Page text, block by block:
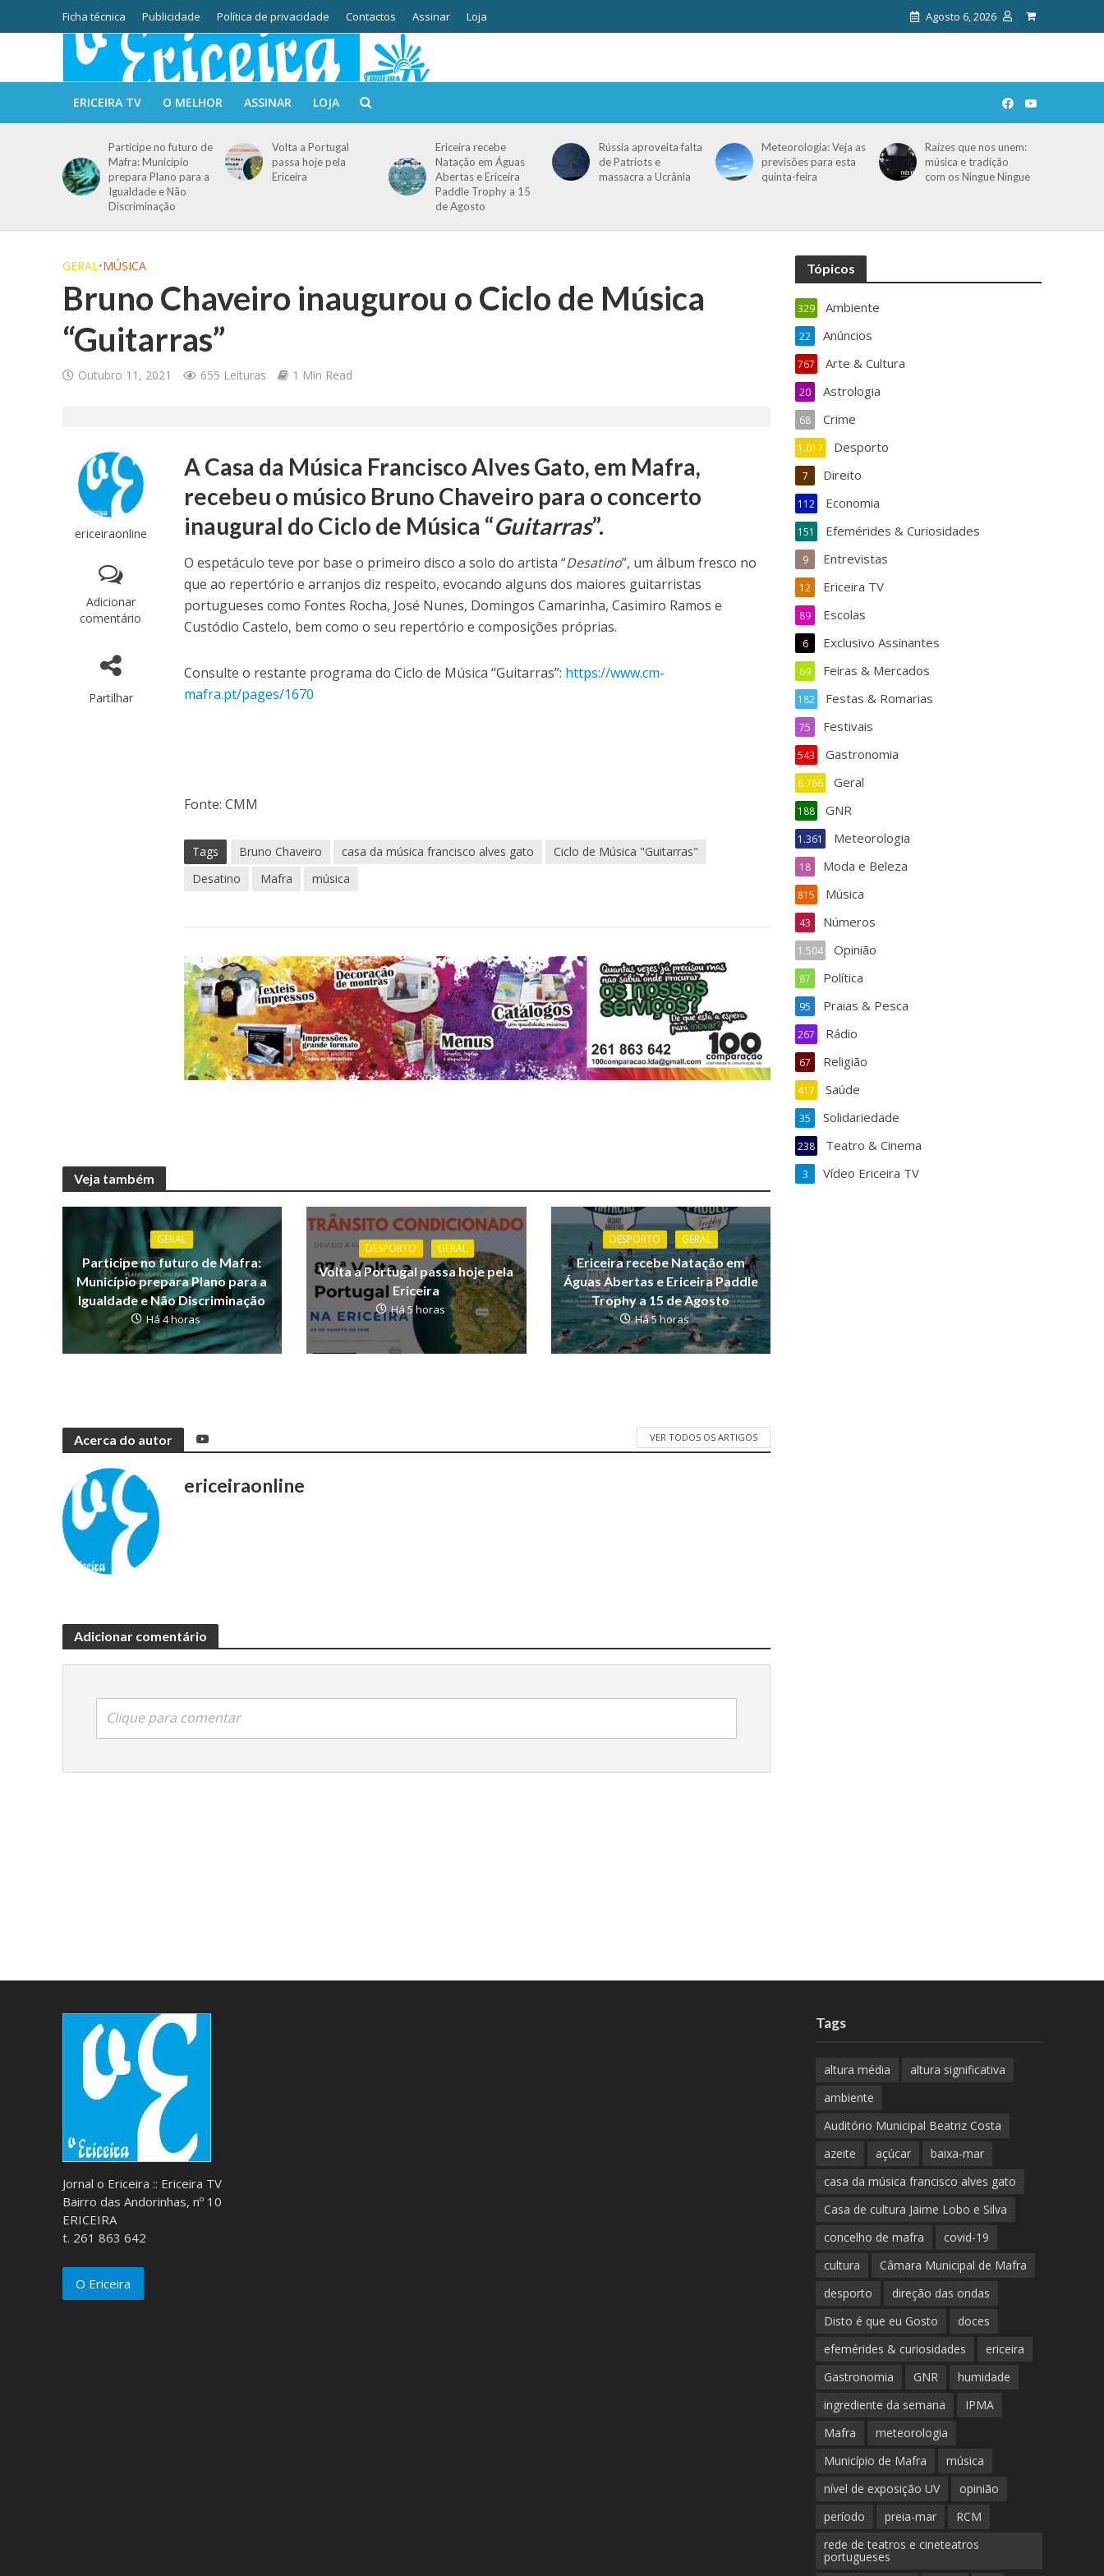
Ficha técnica Publicidade Política de privacidade Contactos Assinar Loja Agosto 6, 2026
ERICEIRA TV O MELHOR ASSINAR LOJA
Participe no futuro de
Mafra: Município
prepara Plano para a
Igualdade e Não
Discriminação
Volta a Portugal
passa hoje pela
Ericeira
Ericeira recebe
Natação em Águas
Abertas e Ericeira
Paddle Trophy a 15
de Agosto
Rússia aproveita falta
de Patriots e
massacra a Ucrânia
Meteorologia: Veja as
previsões para esta
quinta-feira
Raízes que nos unem:
música e tradição
com os Ningue Ningue
GERAL•MÚSICA
Bruno Chaveiro inaugurou o Ciclo de Música
“Guitarras”
Outubro 11, 2021 655 Leituras 1 Min Read
ericeiraonline
Adicionar
comentário
Partilhar
A Casa da Música Francisco Alves Gato, em Mafra,
recebeu o músico Bruno Chaveiro para o concerto
inaugural do Ciclo de Música “Guitarras”.
O espetáculo teve por base o primeiro disco a solo do artista “Desatino”, um álbum fresco no
que ao repertório e arranjos diz respeito, evocando alguns dos maiores guitarristas
portugueses como Fontes Rocha, José Nunes, Domingos Camarinha, Casimiro Ramos e
Custódio Castelo, bem como o seu repertório e composições próprias.
Consulte o restante programa do Ciclo de Música “Guitarras”: https://www.cm-
mafra.pt/pages/1670
Fonte: CMM
Tags Bruno Chaveiro casa da música francisco alves gato
Ciclo de Música "Guitarras"
Desatino
Mafra música
Veja também
GERAL
Participe no futuro de Mafra:
Município prepara Plano para a
Igualdade e Não Discriminação
Há 4 horas
DESPORTO GERAL
Volta a Portugal passa hoje pela
Ericeira
Há 5 horas
DESPORTO GERAL
Ericeira recebe Natação em
Águas Abertas e Ericeira Paddle
Trophy a 15 de Agosto
Há 5 horas
Acerca do autor VER TODOS OS ARTIGOS
ericeiraonline
Adicionar comentário
Clique para comentar
Tópicos
Ambiente
329
Anúncios
22
Arte & Cultura
767
Astrologia
20
Crime
68
Desporto
1.017
Direito
7
Economia
112
Efemérides & Curiosidades
151
Entrevistas
9
Ericeira TV
12
Escolas
89
Exclusivo Assinantes
6
Feiras & Mercados
69
Festas & Romarias
182
Festivais
75
Gastronomia
543
Geral
6.766
GNR
188
Meteorologia
1.361
Moda e Beleza
18
Música
815
Números
43
Opinião
1.504
Política
87
Praias & Pesca
95
Rádio
267
Religião
67
Saúde
417
Solidariedade
35
Teatro & Cinema
238
Vídeo Ericeira TV
3
Jornal o Ericeira :: Ericeira TV
Bairro das Andorinhas, nº 10
ERICEIRA
t. 261 863 642
O Ericeira
Tags
altura média
altura significativa
ambiente
Auditório Municipal Beatriz Costa
azeite
açúcar
baixa-mar
casa da música francisco alves gato
Casa de cultura Jaime Lobo e Silva
concelho de mafra
covid-19
cultura
Câmara Municipal de Mafra
desporto
direção das ondas
Disto é que eu Gosto
doces
efemérides & curiosidades
ericeira
Gastronomia
GNR
humidade
ingrediente da semana
IPMA
Mafra
meteorologia
Município de Mafra
música
nível de exposição UV
opinião
período
preia-mar
RCM
rede de teatros e cineteatros
portugueses